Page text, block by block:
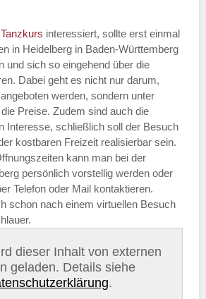
Tanzkurs interessiert, sollte erst einmal
in Heidelberg in Baden-Württemberg
und sich so eingehend über die
Dabei geht es nicht nur darum,
werden, sondern unter
Preise. Zudem sind auch die
Interesse, schließlich soll der Besuch
kostbaren Freizeit realisierbar sein.
kann man bei der
persönlich vorstellig werden oder
Telefon oder Mail kontaktieren.
schon nach einem virtuellen Besuch
dieser Inhalt von externen
geladen. Details siehe
.